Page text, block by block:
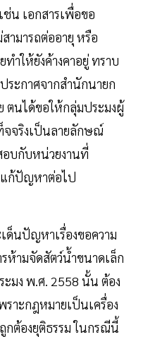
น เอกสารเพื่อขอ
ามารถต่ออายุ หรือ
ำให้ยังค้างคาอยู่ ทราบ
ระกาศจากสำนักนายก
ตนได้ขอให้กลุ่มประมงผู้
จจริงเป็นลายลักษณ์
อบกับหน่วยงานที่
แก้ปัญหาต่อไป
ด็นปัญหาเรื่องขอความ
ห้ามจัดสัตว์น้ำขนาดเล็ก
ะมง พ.ศ. 2558 นั้น ต้อง
าะกฎหมายเป็นเครื่อง
กต้องยุติธรรม ในกรณีนี้